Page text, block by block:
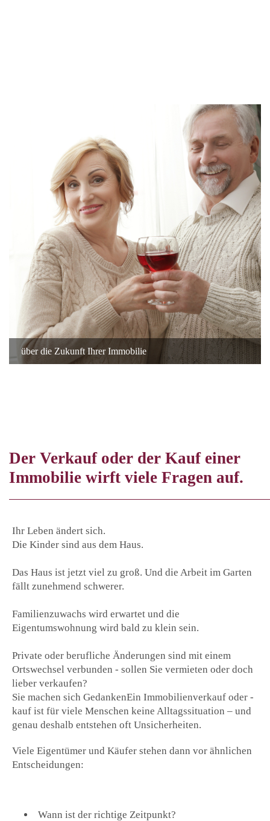
über die Zukunft Ihrer Immobilie
Der Verkauf oder der Kauf einer
Immobilie wirft viele Fragen auf.
Ihr Leben ändert sich.
Die Kinder sind aus dem Haus.
Das Haus ist jetzt viel zu groß. Und die Arbeit im Garten
fällt zunehmend schwerer.
Familienzuwachs wird erwartet und die
Eigentumswohnung wird bald zu klein sein.
Private oder berufliche Änderungen sind mit einem
Ortswechsel verbunden - sollen Sie vermieten oder doch
lieber verkaufen?
Sie machen sich GedankenEin Immobilienverkauf oder -
kauf ist für viele Menschen keine Alltagssituation – und
genau deshalb entstehen oft Unsicherheiten.
Viele Eigentümer und Käufer stehen dann vor ähnlichen
Entscheidungen:
Wann ist der richtige Zeitpunkt?